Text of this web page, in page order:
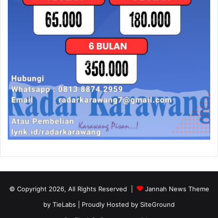
© Copyright 2026, All Rights Reserved |
Jannah News Theme
by TieLabs | Proudly Hosted by SiteGround